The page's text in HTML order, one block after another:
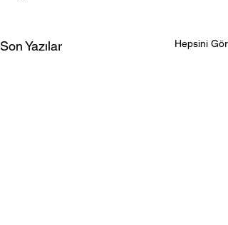
Son Yazılar Hepsini Gör